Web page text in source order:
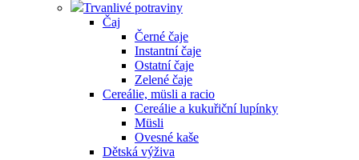
Trvanlivé potraviny
Čaj
Černé čaje
Instantní čaje
Ostatní čaje
Zelené čaje
Cereálie, müsli a racio
Cereálie a kukuřiční lupínky
Müsli
Ovesné kaše
Dětská výživa